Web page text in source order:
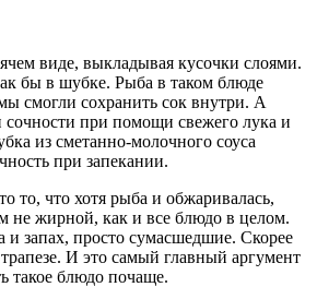
виде, выкладывая кусочки слоями.
бы в шубке. Рыба в таком блюде
смогли сохранить сок внутри. А
при помощи свежего лука и
из сметанно-молочного соуса
при запекании.
то, что хотя рыба и обжаривалась,
не жирной, как и все блюдо в целом.
и запах, просто сумасшедшие. Скорее
И это самый главный аргумент
такое блюдо почаще.